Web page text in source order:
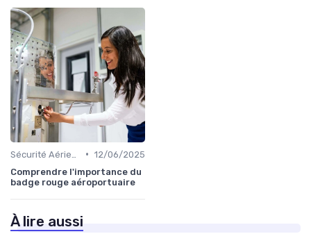
• 12/06/2025
Comprendre l'importance du
badge rouge aéroportuaire
À lire aussi